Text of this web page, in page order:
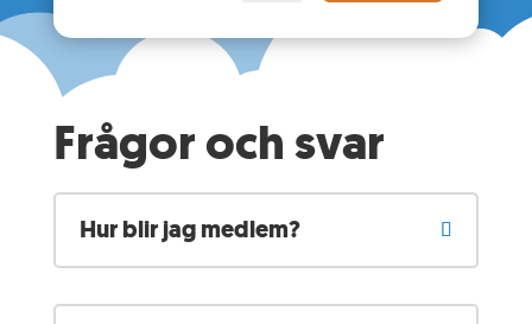
Frågor och svar
Hur blir jag medlem?